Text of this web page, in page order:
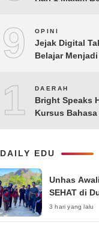
9 OPINI
Jejak Digital
Belajar
10DAERAH
Bright Speaks
Kursus
Bicara
DAILY EDU
Unhas
SEHAT di
3 hari yang lalu